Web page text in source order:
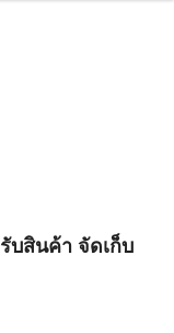
บสินค้า จัดเก็บ